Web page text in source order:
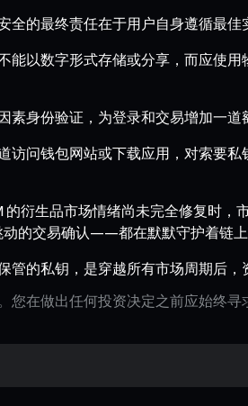
全的最终责任在于用户自身遵循最
能以数字形式存储或分享，而应使
素身份验证，为登录和交易增加一
访问钱包网站或下载应用，对索要
的衍生品市场情绪尚未完全修复
的交易确认——都在默默守护着链上
的私钥，是穿越所有市场周期后，
您在做出任何投资决定之前应始终